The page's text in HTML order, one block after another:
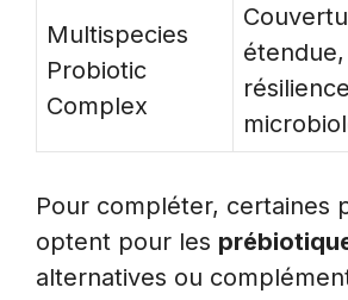
Multispecies
Probiotic
Complex
étendue,
résilience
Pour compléter, certaines
optent pour les
alternatives ou